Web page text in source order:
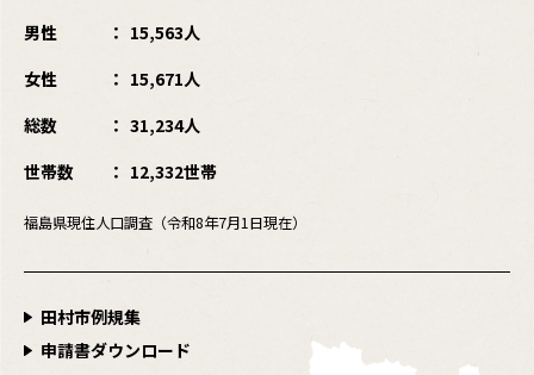
男性
15,563人
女性
15,671人
総数
31,234人
世帯数
12,332世帯
福島県現住人口調査（令和8年7月1日現在）
田村市例規集
申請書ダウンロード